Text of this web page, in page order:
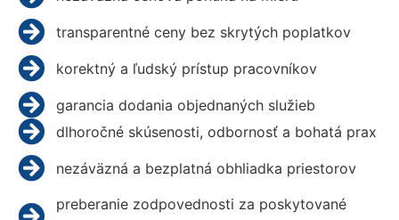
transparentné ceny bez skrytých poplatkov
korektný a ľudský prístup pracovníkov
garancia dodania objednaných služieb
dlhoročné skúsenosti, odbornosť a bohatá prax
nezáväzná a bezplatná obhliadka priestorov
preberanie zodpovednosti za poskytované